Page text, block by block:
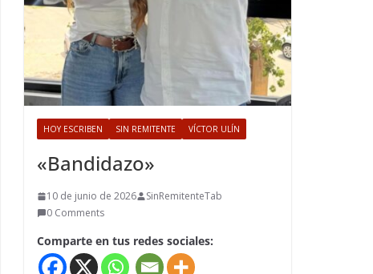
HOY ESCRIBEN SIN REMITENTE VÍCTOR ULÍN
«Bandidazo»
10 de junio de 2026
SinRemitenteTab
0 Comments
Comparte en tus redes sociales: